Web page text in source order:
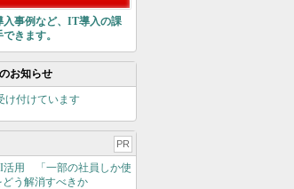
入事例など、IT導入の課
きます。
お知らせ
け付けています
PR
活用 「一部の社員しか使
う解消すべきか